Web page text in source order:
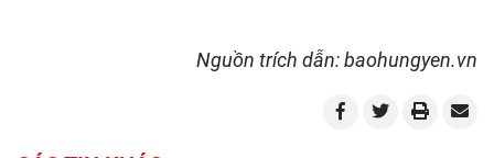
Nguồn trích dẫn: baohungyen.vn